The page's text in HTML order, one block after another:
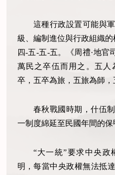
這種行政設置可能與
級、編制進位與行政組織
四-五-五-五。《周禮·地官
萬民之卒伍而用之。五人
卒，五卒為旅，五旅為師，
春秋戰國時期，什伍
一制度綿延至民國年間的保
“大一統”要求中央政
明，每當中央政權無法抵